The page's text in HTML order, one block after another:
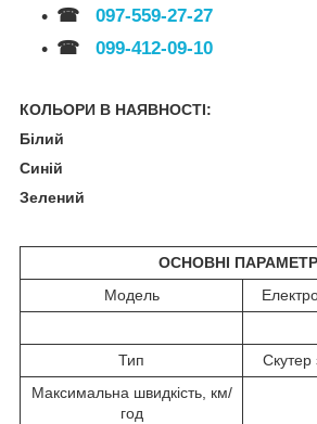
☎ 097-559-27-27
☎
099-412-09-10
КОЛЬОРИ В НАЯВНОСТІ:
Білий
Синій
Зелений
ОСНОВНІ
Модель
Тип
Скутер
Максимальна швидкість, км/
год